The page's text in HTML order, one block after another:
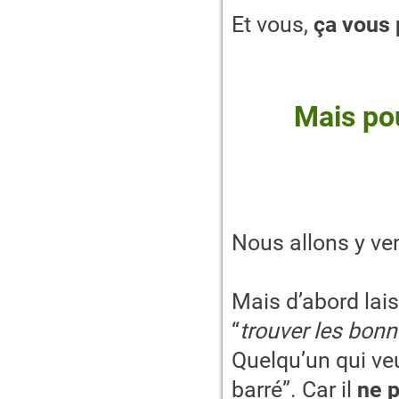
Et vous, ça
Mais
Nous allons y
Mais d’abord
“trouver les
Quelqu’un qui
barré”. Car il ne